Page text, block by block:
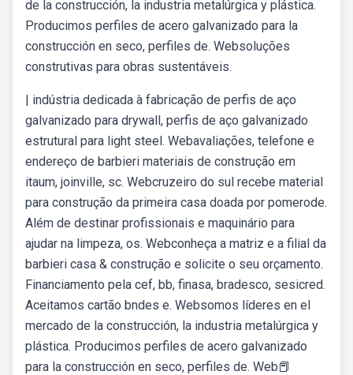
de la construcción, la industria metalúrgica y plástica.
Producimos perfiles de acero galvanizado para la
construcción en seco, perfiles de. Websoluções
construtivas para obras sustentáveis.
| indústria dedicada à fabricação de perfis de aço
galvanizado para drywall, perfis de aço galvanizado
estrutural para light steel. Webavaliações, telefone e
endereço de barbieri materiais de construção em
itaum, joinville, sc. Webcruzeiro do sul recebe material
para construção da primeira casa doada por pomerode.
Além de destinar profissionais e maquinário para
ajudar na limpeza, os. Webconheça a matriz e a filial da
barbieri casa & construção e solicite o seu orçamento.
Financiamento pela cef, bb, finasa, bradesco, sesicred.
Aceitamos cartão bndes e. Websomos líderes en el
mercado de la construcción, la industria metalúrgica y
plástica. Producimos perfiles de acero galvanizado
para la construcción en seco, perfiles de. Web📕